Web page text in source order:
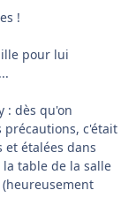
!
pour lui
: dès qu'on
précautions, c'était
et étalées dans
table de la salle